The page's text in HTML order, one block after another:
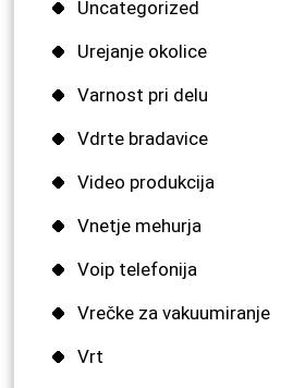
Uncategorized
Urejanje okolice
Varnost pri delu
Vdrte bradavice
Video produkcija
Vnetje mehurja
Voip telefonija
Vrečke za vakuumiranje
Vrt